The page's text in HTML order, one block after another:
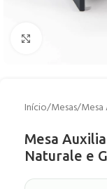
Início/Mesas/Mesa
Mesa
Naturale e